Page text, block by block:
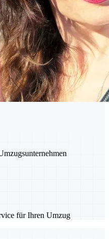
für Ihren Umzug